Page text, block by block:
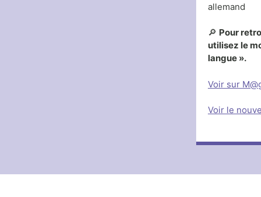
allemand
🔎 Pour
utilisez le
langue ».
Voir sur
Voir le